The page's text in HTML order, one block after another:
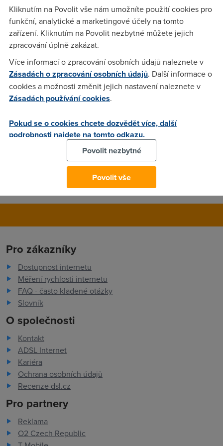
nijak nevyjádřilo.
Anonym(2.5.2005 11:59:05)
Jezkovy voci, tak se ptej znova u nich ne, kdo to ma vedet
jinej nez UPC. Porad je votravuj neco z nich musi vypadnout.
Anonym(2.5.2005 14:21:15)
já mám taky dotaz, kdy chcipne grebenicek??
(2.5.2005 15:08:22)
Až naprší a uschne...Grebeníček :)
Pro zákazníky
Dostupnost internetu
Měření rychlosti internetu
FAQ - často kladené otázky
Slovník
O společnosti
Kontakt
ADSL Internet
Kariéra
Ochrana osobních údajů
Recenze dsl.cz
Pro partnery
Reklama
O2 Czech Republic
Kliknutím na Povolit vše nám umožníte použití cookies pro
funkční, analytické a marketingové účely na tomto
zařízení. Kliknutím na Povolit nezbytné můžete jejich
zpracování úplně zakázat.
Více informací o zpracování osobních údajů naleznete v
Zásadách o zpracování osobních údajů. Další informace o
cookies a možnosti změnit jejich nastavení naleznete v
Zásadách používání cookies.
Pokud se o cookies chcete dozvědět více, další
podrobnosti najdete na tomto odkazu.
Povolit nezbytné
Povolit vše